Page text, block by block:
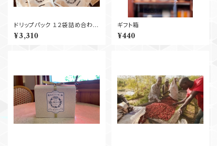
ドリップパック １２袋詰め合わ
せ 全国
送料無料！
¥3,310
ギフト箱
¥440